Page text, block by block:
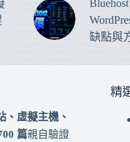
缺點與
、虛擬主機、
篇親自驗證
精